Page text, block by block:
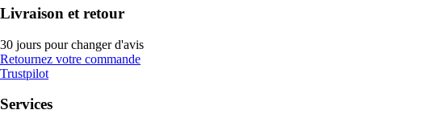
Livraison et retour
30 jours pour changer d'avis
Retournez votre commande
Trustpilot
Services